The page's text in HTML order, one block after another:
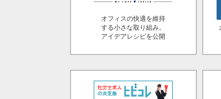
オフィスの快適を維持
する小さな取り組み。
アイデアレシピを公開